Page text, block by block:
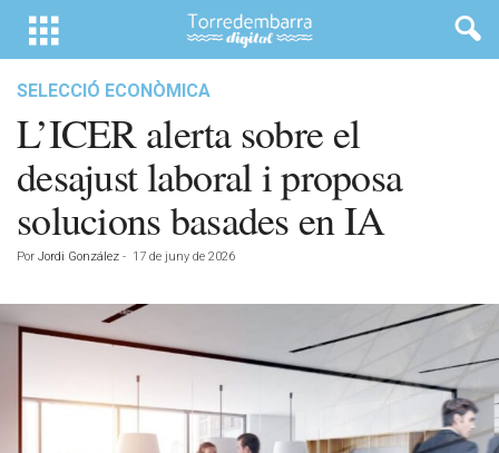
SELECCIÓ ECONÒMICA
L’ICER alerta sobre el
desajust laboral i proposa
solucions basades en IA
Por Jordi González - 17 de juny de 2026